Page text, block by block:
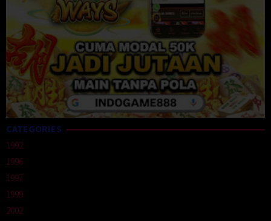
CATEGORIES
1992
1996
1997
1999
2002